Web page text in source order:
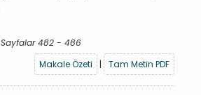
Sayfalar 482 - 486
Makale Özeti
| Tam Metin PDF